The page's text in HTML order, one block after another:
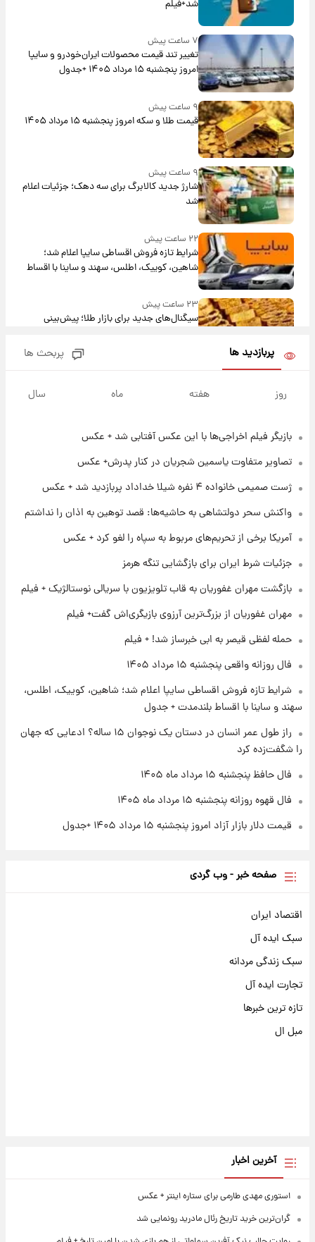
شد+فیلم
۷ ساعت پیش
تغییر تند قیمت محصولات ایران‌خودرو و سایپا
امروز پنجشنبه ۱۵ مرداد ۱۴۰۵ +جدول
۹ ساعت پیش
قیمت طلا و سکه امروز پنجشنبه ۱۵ مرداد ۱۴۰۵
۹ ساعت پیش
شارژ جدید کالابرگ برای سه دهک؛ جزئیات اعلام
شد
۲۲ ساعت پیش
شرایط تازه فروش اقساطی سایپا اعلام شد؛
شاهین، کوییک، اطلس، سهند و ساینا با اقساط
بلندمدت + جدول
۲۳ ساعت پیش
سیگنال‌های جدید برای بازار طلا؛ پیش‌بینی
۱۶ ساعت پیش
فال روزانه واقعی پنجشنبه ۱۵ مرداد ۱۴۰۵
۱ روز پیش
ارزش سهام عدالت برای امروز چهارشنبه ۱۴ مرداد
+ جدول
آغاز طرح جدید فروش مشارکت در تولید سایپا؛
نام خودرو، مبلغ پیش پرداخت و زمان تحویل |
زمان پخش «مرد سه هزار چهره» مشخص شد
پربازدید ها پربحث ها
روز هفته ماه سال
بازیگر فیلم اخراجی‌ها با این عکس آفتابی شد + عکس
تصاویر متفاوت یاسمین شجریان در کنار پدرش+ عکس
ژست صمیمی خانواده ۴ نفره شیلا خداداد پربازدید شد + عکس
واکنش سحر دولتشاهی به حاشیه‌ها: قصد توهین به اذان را نداشتم
آمریکا برخی از تحریم‌های مربوط به سپاه را لغو کرد + عکس
جزئیات شرط ایران برای بازگشایی تنگه هرمز
بازگشت مهران غفوریان به قاب تلویزیون با سریالی نوستالژیک + فیلم
مهران غفوریان از بزرگ‌ترین آرزوی بازیگری‌اش گفت+ فیلم
حمله لفظی قیصر به ابی خبرساز شد! + فیلم
فال روزانه واقعی پنجشنبه ۱۵ مرداد ۱۴۰۵
شرایط تازه فروش اقساطی سایپا اعلام شد؛ شاهین، کوییک، اطلس،
سهند و ساینا با اقساط بلندمدت + جدول
راز طول عمر انسان در دستان یک نوجوان ۱۵ ساله؟ ادعایی که جهان
را شگفت‌زده کرد
فال حافظ پنجشنبه ۱۵ مرداد ماه ۱۴۰۵
فال قهوه روزانه پنجشنبه ۱۵ مرداد ماه ۱۴۰۵
قیمت دلار بازار آزاد امروز پنجشنبه ۱۵ مرداد ۱۴۰۵ +جدول
صفحه خبر - وب گردی
اقتصاد ایران
سبک ایده آل
سبک زندگی مردانه
تجارت ایده آل
تازه ترین خبرها
مبل ال
آخرین اخبار
استوری مهدی طارمی برای ستاره اینتر + عکس
گران‌ترین خرید تاریخ رئال مادرید رونمایی شد